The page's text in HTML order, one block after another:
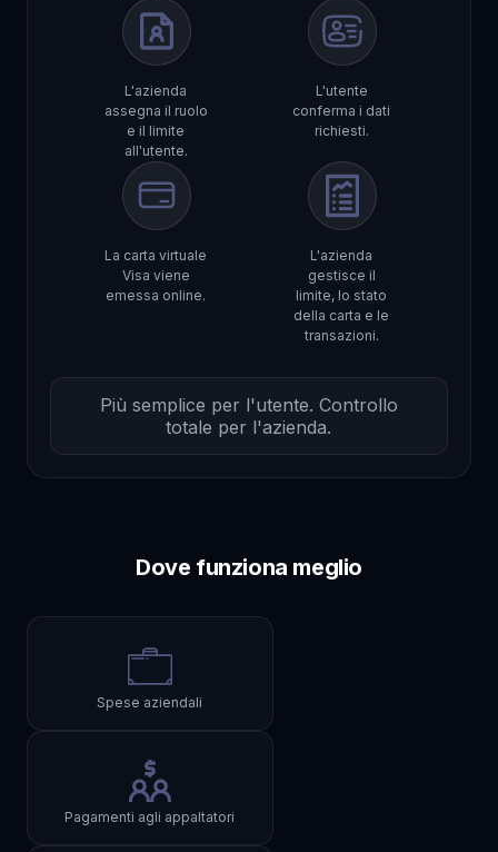
L'azienda
assegna il ruolo
e il limite
all'utente.
L'utente
conferma i dati
richiesti.
La carta virtuale
Visa viene
emessa online.
L'azienda
gestisce il
limite, lo stato
della carta e le
transazioni.
Più semplice per l'utente. Controllo
totale per l'azienda.
Dove funziona meglio
Spese aziendali
Pagamenti agli appaltatori